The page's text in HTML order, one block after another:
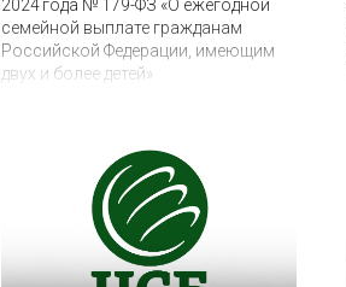
2024 года № 179-ФЗ «О ежегодной
семейной выплате гражданам
Российской Федерации, имеющим
двух и более детей»